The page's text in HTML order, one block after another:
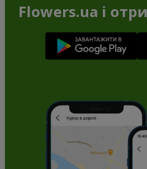
Flowers.ua і